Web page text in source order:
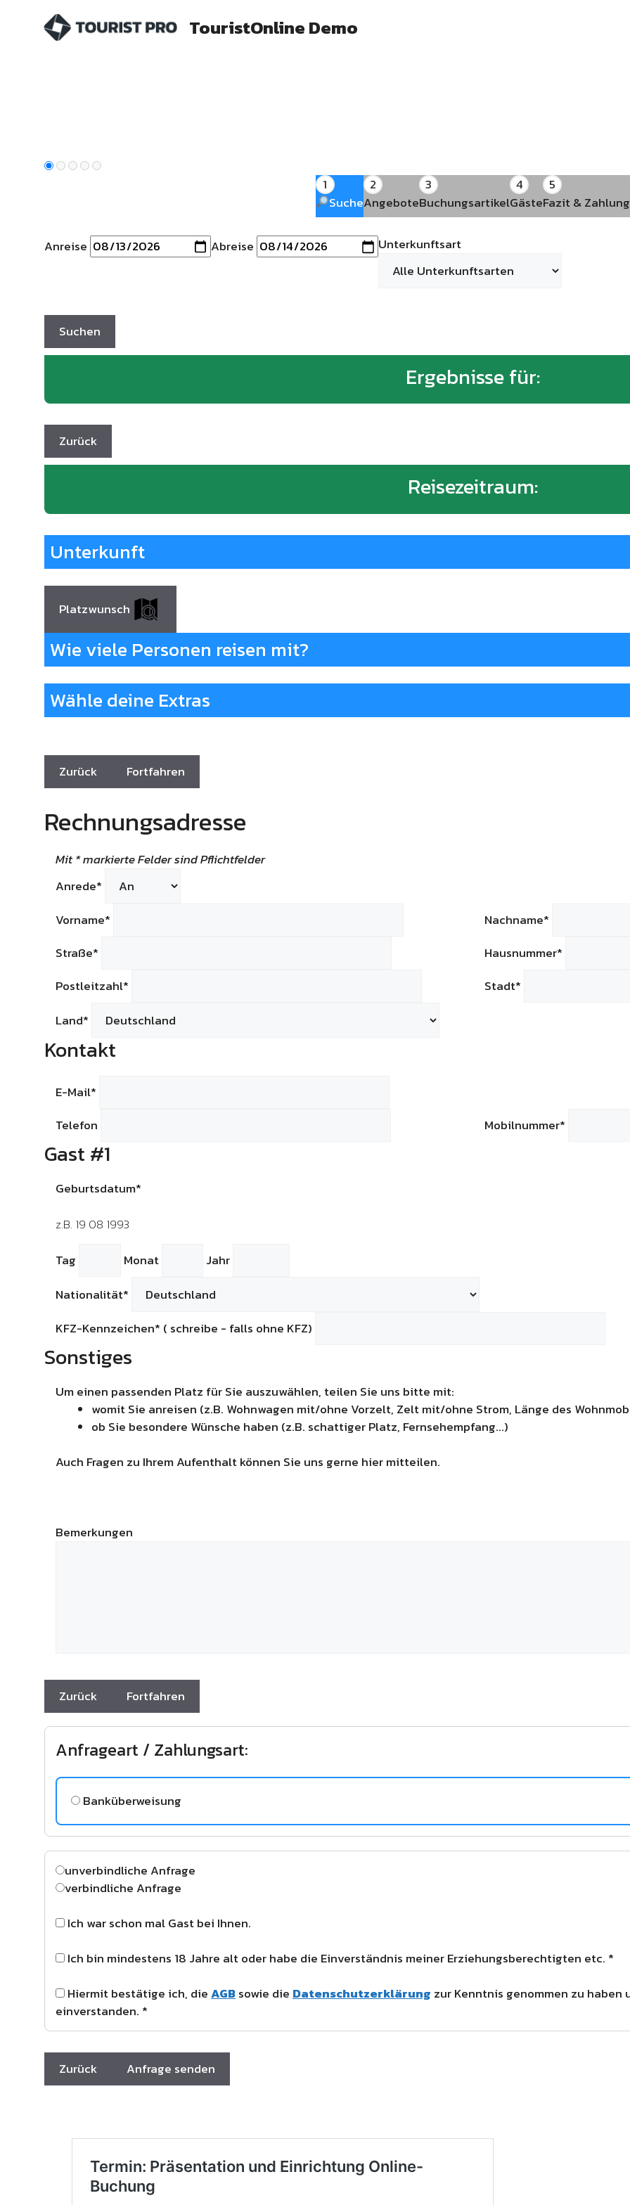
TouristOnline Demo
1
Suche
2
Angebote
3
Buchungsartikel
4
Gäste
5
Fazit & Zahlung
Anreise Abreise Unterkunftsart
Ergebnisse für:
Reisezeitraum:
Unterkunft
Platzwunsch
Wie viele Personen reisen mit?
Wähle deine Extras
Rechnungsadresse
Mit * markierte Felder sind Pflichtfelder
Anrede*
Vorname*
Nachname*
Straße*
Hausnummer*
Postleitzahl*
Stadt*
Land*
Kontakt
E-Mail*
Telefon
Mobilnummer*
Gast #1
Geburtsdatum*
z.B. 19 08 1993
Tag
Monat
Jahr
Nationalität*
KFZ-Kennzeichen* ( schreibe - falls ohne KFZ)
Sonstiges
Um einen passenden Platz für Sie auszuwählen, teilen Sie uns bitte mit:
womit Sie anreisen (z.B. Wohnwagen mit/ohne Vorzelt, Zelt mit/ohne Strom, Länge des
ob Sie besondere Wünsche haben (z.B. schattiger Platz, Fernsehempfang...)
Auch Fragen zu Ihrem Aufenthalt können Sie uns gerne hier mitteilen.
Bemerkungen
Anfrageart / Zahlungsart:
Banküberweisung
unverbindliche Anfrage
verbindliche Anfrage
Ich war schon mal Gast bei Ihnen.
Ich bin mindestens 18 Jahre alt oder habe die Einverständnis meiner Erziehungsberechtigten etc. *
Hiermit bestätige ich, dieAGBsowie die Datenschutzerklärung zur Kenntnis genommen zu
einverstanden. *